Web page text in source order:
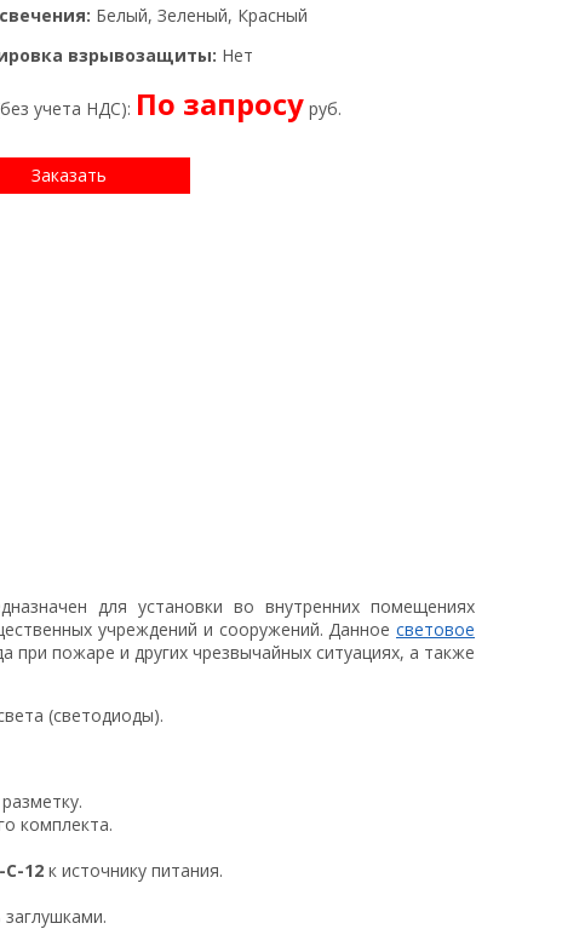
Белый, Зеленый, Красный
взрывозащиты: Нет
учета НДС): По запросу руб.
Заказать
для установки во внутренних помещениях
учреждений и сооружений. Данное световое
при пожаре и других чрезвычайных ситуациях, а также
(светодиоды).
комплекта.
12 к источнику питания.